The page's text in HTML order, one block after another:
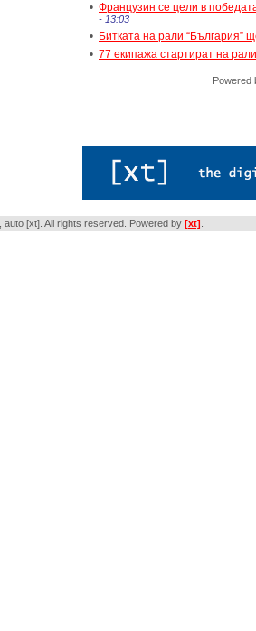
• Французин се цели в
- 13:03
• Битката на рали “България”
• 77 екипажа стартират на
Powered
auto [xt]. All rights reserved. Powered by [xt]